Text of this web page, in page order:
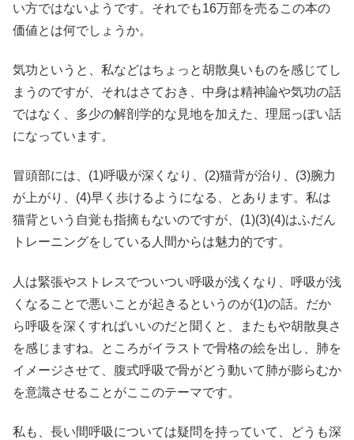
い方ではないようです。それでも16万部を売るこの本の
価値とは何でしょうか。
気功というと、私などはちょっと胡散臭いものを感じてし
まうのですが、それはさておき、中身は精神論や気功の話
ではなく、多少の解剖学的な見地を加えた、理屈っぽい話
になっています。
冒頭部には、(1)呼吸が深くなり、(2)猫背が治り、(3)腕力
が上がり、(4)早く歩けるようになる、とあります。私は
猫背という自覚も指摘もないのですが、(1)(3)(4)はふだん
トレーニングをしている人間からは魅力的です。
人は緊張やストレスでついつい呼吸が浅くなり、呼吸が浅
くなることで悪いことが起きるというのが(1)の話。だか
ら呼吸を深くすればいいのだと聞くと、またもや胡散臭さ
を感じますね。ところがイラストで骨格の絵を出し、肺を
イメージさせて、腹式呼吸で骨がどう動いて肺が膨らむか
を意識させることがここのテーマです。
私も、長い間呼吸については疑問を持っていて、どうも深